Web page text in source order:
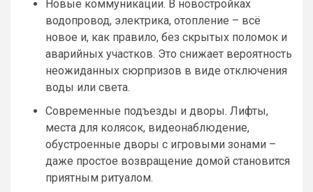
Новые коммуникации. В новостройках
водопровод, электрика, отопление – всё
новое и, как правило, без скрытых поломок и
аварийных участков. Это снижает вероятность
неожиданных сюрпризов в виде отключения
воды или света.
Современные подъезды и дворы. Лифты,
места для колясок, видеонаблюдение,
обустроенные дворы с игровыми зонами –
даже простое возвращение домой становится
приятным ритуалом.